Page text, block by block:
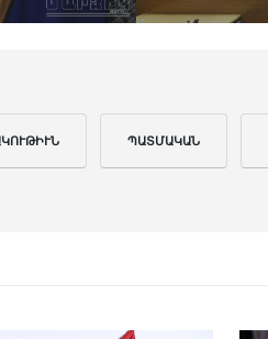
ՊԱՏՄԱԿԱՆ